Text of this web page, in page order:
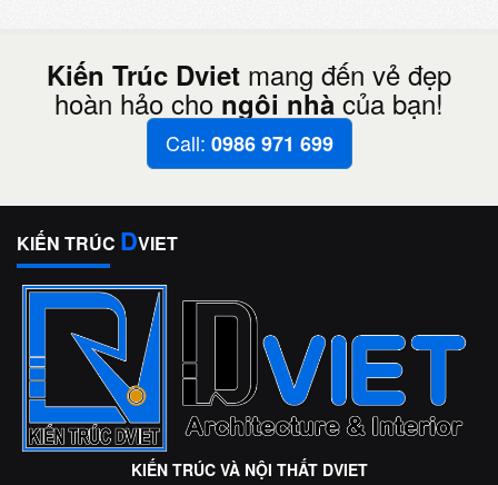
Kiến Trúc Dviet mang đến vẻ đẹp
hoàn hảo cho ngôi nhà của bạn!
Call: 0986 971 699
KIẾN TRÚC DVIET
KIẾN TRÚC VÀ NỘI THẤT DVIET